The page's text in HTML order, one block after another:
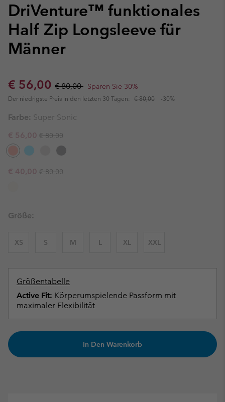
DriVenture™ funktionales
Half Zip Longsleeve für
Männer
Sale price:
€ 56,00 Regular price:
€ 80,00 Sparen Sie 30%
Der niedrigste Preis in den letzten 30 Tagen: € 80,00 -30%
Farbe: Super Sonic
Sale price:
€ 56,00 Regular price:
€ 80,00
Sale price:
€ 40,00 Regular price:
€ 80,00
Größe:
XS S M L XL XXL
Größentabelle
Active Fit: Körperumspielende Passform mit
maximaler Flexibilität
In Den Warenkorb